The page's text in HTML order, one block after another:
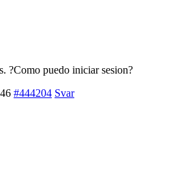
?Como puedo iniciar sesion?
#444204 Svar